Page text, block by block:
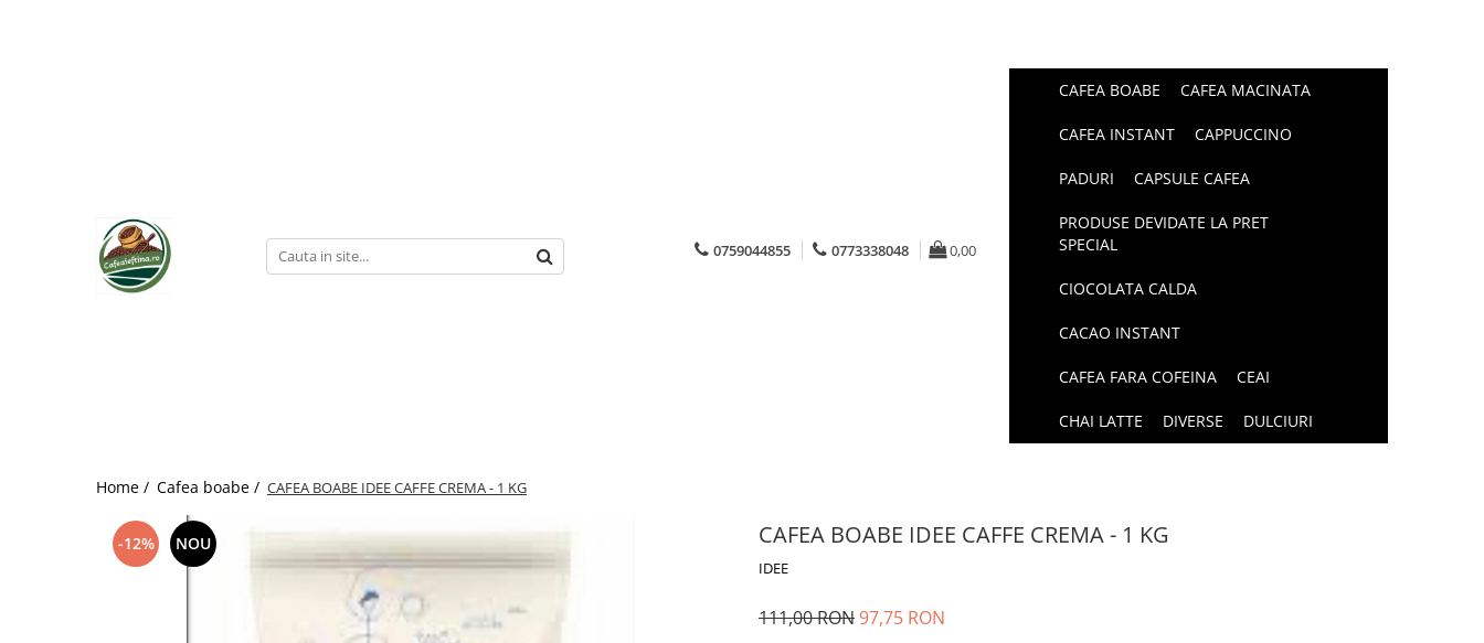
0759044855 0773338048 0,00
CAFEA BOABE CAFEA MACINATA
CAFEA INSTANT CAPPUCCINO
PADURI CAPSULE CAFEA
PRODUSE DEVIDATE LA PRET
SPECIAL
CIOCOLATA CALDA
CACAO INSTANT
CAFEA FARA COFEINA CEAI
CHAI LATTE DIVERSE DULCIURI
Home / Cafea boabe / CAFEA BOABE IDEE CAFFE CREMA - 1 KG
-12% NOU CAFEA BOABE IDEE CAFFE CREMA - 1 KG
IDEE
111,00 RON97,75 RON